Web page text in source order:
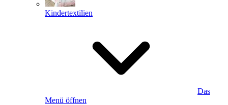
Kindertextilien
Das
Menü öffnen